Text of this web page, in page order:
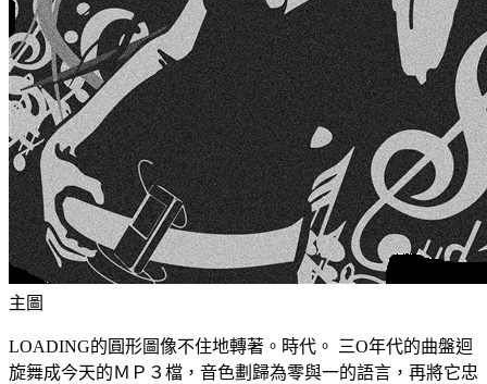
主圖
LOADING的圓形圖像不住地轉著。時代。 三O年代的曲盤迴
旋舞成今天的ＭＰ３檔，音色劃歸為零與一的語言，再將它忠